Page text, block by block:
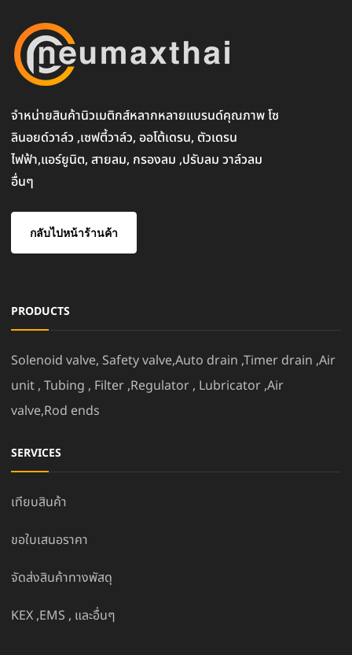
จำหน่ายสินค้านิวเมติกส์หลากหลายแบรนด์คุณภาพ โซ
ลินอยด์วาล์ว ,เซฟตี้วาล์ว, ออโต้เดรน, ตัวเดรน
ไฟฟ้า,แอร์ยูนิต, สายลม, กรองลม ,ปรับลม วาล์วลม
อื่นๆ
กลับไปหน้าร้านค้า
PRODUCTS
Solenoid valve, Safety valve,Auto drain ,Timer drain ,Air
unit , Tubing , Filter ,Regulator , Lubricator ,Air
valve,Rod ends
SERVICES
เทียบสินค้า
ขอใบเสนอราคา
จัดส่งสินค้าทางพัสดุ
KEX ,EMS , และอื่นๆ